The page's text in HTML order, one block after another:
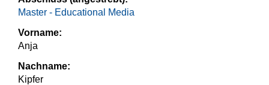
Master - Educational Media
Vorname:
Anja
Nachname:
Kipfer